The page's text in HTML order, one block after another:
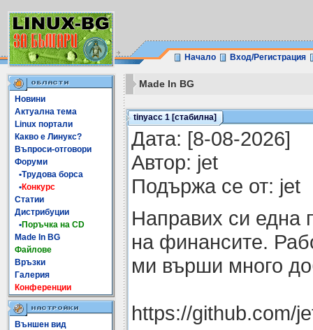
Начало Вход/Регистрация
Новини
Актуална тема
Linux портали
Какво е Линукс?
Въпроси-отговори
Форуми
•Трудова борса
•Конкурс
Статии
Дистрибуции
•Поръчка на CD
Made In BG
Файлове
Връзки
Галерия
Конференции
Външен вид
Made In BG
tinyacc 1 [стабилна]
Датa: [8-08-2026]
Автор: jet
Подържа се от: jet
Направих си една
на финансите.
ми върши много
https://github.com/